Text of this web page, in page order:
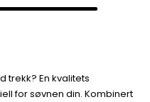
trekk? En kvalitets
for søvnen din. Kombinert